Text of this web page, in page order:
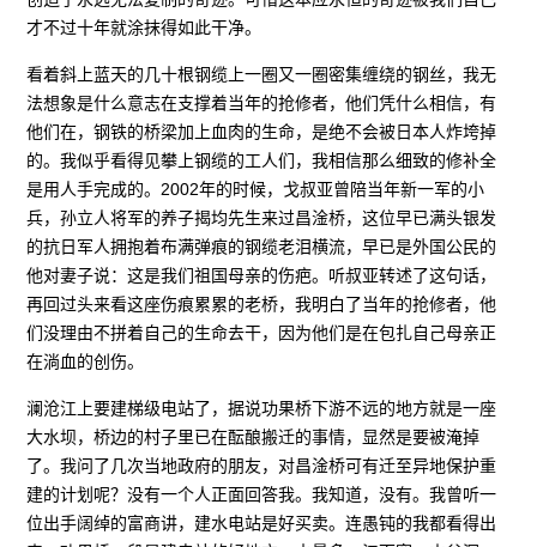
才不过十年就涂抹得如此干净。
看着斜上蓝天的几十根钢缆上一圈又一圈密集缠绕的钢丝，我无
法想象是什么意志在支撑着当年的抢修者，他们凭什么相信，有
他们在，钢铁的桥梁加上血肉的生命，是绝不会被日本人炸垮掉
的。我似乎看得见攀上钢缆的工人们，我相信那么细致的修补全
是用人手完成的。2002年的时候，戈叔亚曾陪当年新一军的小
兵，孙立人将军的养子揭均先生来过昌淦桥，这位早已满头银发
的抗日军人拥抱着布满弹痕的钢缆老泪横流，早已是外国公民的
他对妻子说：这是我们祖国母亲的伤疤。听叔亚转述了这句话，
再回过头来看这座伤痕累累的老桥，我明白了当年的抢修者，他
们没理由不拼着自己的生命去干，因为他们是在包扎自己母亲正
在淌血的创伤。
澜沧江上要建梯级电站了，据说功果桥下游不远的地方就是一座
大水坝，桥边的村子里已在酝酿搬迁的事情，显然是要被淹掉
了。我问了几次当地政府的朋友，对昌淦桥可有迁至异地保护重
建的计划呢？没有一个人正面回答我。我知道，没有。我曾听一
位出手阔绰的富商讲，建水电站是好买卖。连愚钝的我都看得出